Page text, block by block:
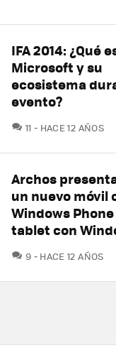
IFA 2014: ¿Qué
Microsoft y su
ecosistema
evento?
11 COMENTARIOS
HACE 12 AÑOS
Archos
un nuevo móvil
Windows Phone
tablet con
9 COMENTARIOS
HACE 12 AÑOS